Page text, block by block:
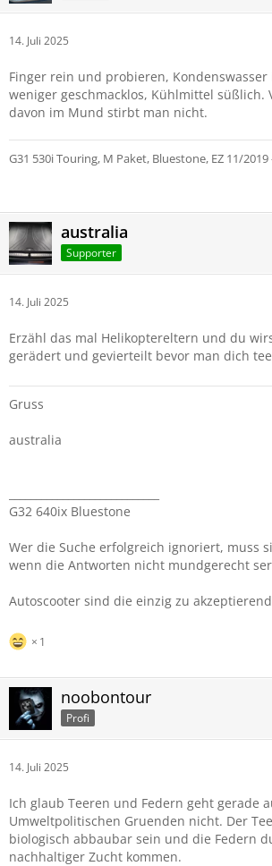
14. Juli 2025
Finger rein und probieren,
weniger geschmacklos, Kühlmittel süßlich.
davon im Mund stirbt man nicht.
G31 530i Touring, M Paket, Bluestone, EZ 11/2019
australia
Supporter
14. Juli 2025
Erzähl das mal Helikoptereltern und du
gerädert und gevierteilt bevor man dich
Gruss
australia
G32 640ix Bluestone
Wer die Suche erfolgreich ignoriert, muss
wenn die Antworten nicht mundgerecht
Autoscooter sind die einzig zu
1
noobontour
Profi
14. Juli 2025
Ich glaub Teeren und Federn geht gerade
Umweltpolitischen Gruenden nicht. Der
biologisch abbaubar sein und die Federn
nachhaltiger Zucht kommen.